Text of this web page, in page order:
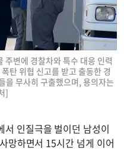
주변에 경찰차와 특수 대응 인력
탄 위협 신고를 받고 출동한 경
을 무사히 구출했으며, 용의자는
]
인질극을 벌이던 남성이
망하면서 15시간 넘게 이어